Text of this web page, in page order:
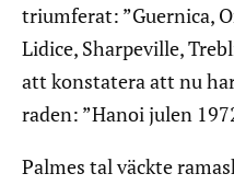
triumferat: ”Guernica,
Lidice, Sharpeville,
att konstatera att nu
raden: ”Hanoi julen
Palmes tal väckte